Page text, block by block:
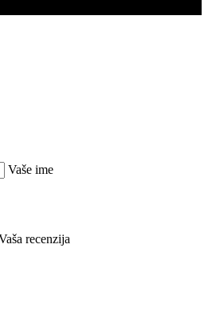
Vaše ime
recenzija